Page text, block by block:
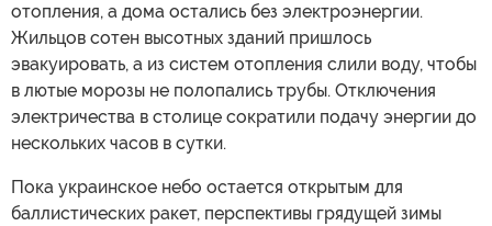
отопления, а дома остались без электроэнергии.
Жильцов сотен высотных зданий пришлось
эвакуировать, а из систем отопления слили воду, чтобы
в лютые морозы не полопались трубы. Отключения
электричества в столице сократили подачу энергии до
нескольких часов в сутки.
Пока украинское небо остается открытым для
баллистических ракет, перспективы грядущей зимы